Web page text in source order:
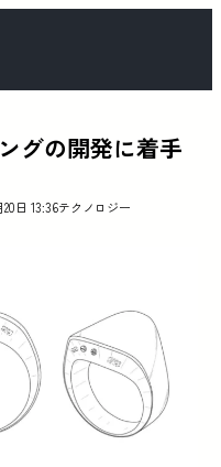
グの開発に着手
20日 13:36テクノロジー